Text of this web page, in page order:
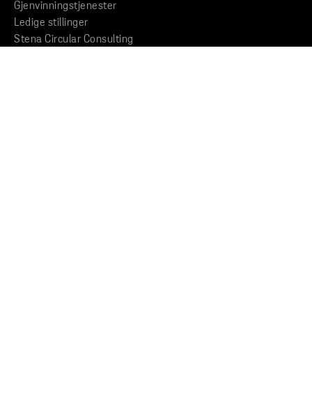
Gjenvinningstjenester
Ledige stillinger
Stena Circular Consulting